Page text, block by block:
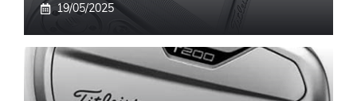
19/05/2025